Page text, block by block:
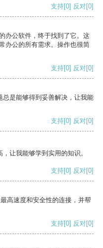
支持[0] 反对[0]
办公软件，终于找到了它。这
办公的所有需求。操作也很简
支持[0] 反对[0]
是能够得到妥善解决，让我能
支持[0] 反对[0]
让我能够学到实用的知识。
支持[0] 反对[0]
高速度和安全性的连接，并帮
支持[0] 反对[0]